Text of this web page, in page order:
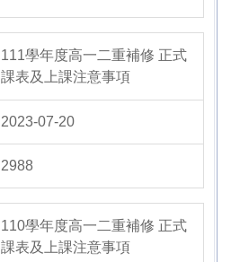
111學年度高一二重補修 正式
課表及上課注意事項
2023-07-20
2988
110學年度高一二重補修 正式
課表及上課注意事項